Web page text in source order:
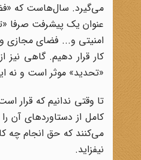
می‌گیرد. سال‌هاست که
عنوان یک پیشرفت صرفا
امنیتی و... فضای مجازی
کار قرار دهیم. گاهی
«تحدید» موثر است و نه
تا وقتی ندانیم که قرار
کامل از دستاوردهای آن
می‌کنند که حق انجام چه
نیفزاید.